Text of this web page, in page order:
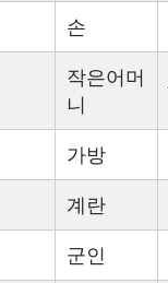
손
작은어머
니
가방
계란
군인